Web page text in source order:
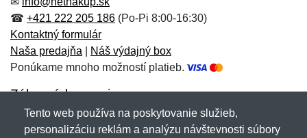
E-mail:
Správa*
Správa*
☎ +421 222 205 186 (Po-Pi 8:00-16:30)
Kontaktný formulár
Naša predajňa
Náš výdajný box
Ponúkame mnoho možností platieb.
Zákaznícky servis
Novinky emailom
Tento web používa na poskytovanie služieb,
personalizáciu reklám a analýzu návštevnosti súbory